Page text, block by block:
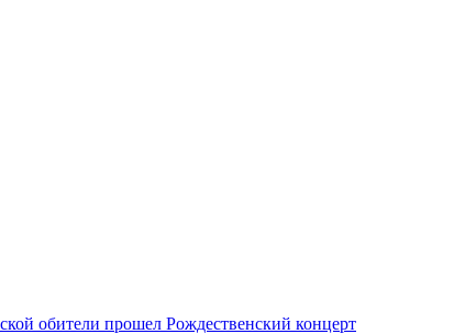
обители прошел Рождественский концерт